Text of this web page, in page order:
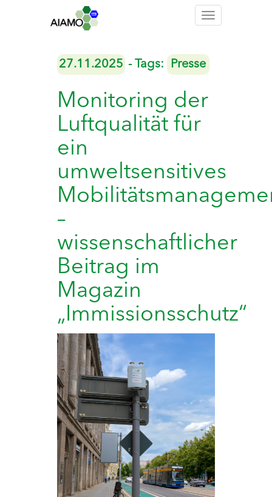
Toggle
27.11.2025 - Tags: Presse
Monitoring der
Luftqualität für
ein
umweltsensitives
–
wissenschaftlicher
Beitrag im
Magazin
„Immissionsschutz“